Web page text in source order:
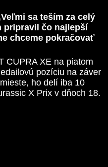
sa teším za celý
pripravil čo najlepší
chceme pokračovať
CUPRA XE na piatom
pozíciu na záver
ho delí iba 10
X Prix v dňoch 18.